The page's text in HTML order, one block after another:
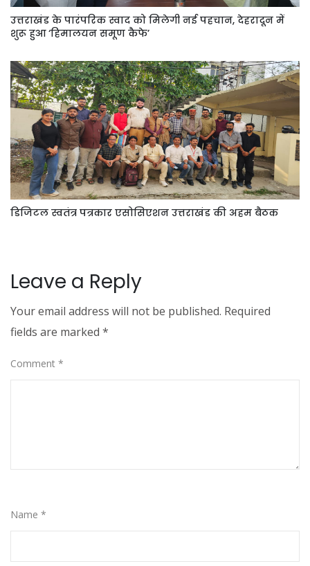
उत्तराखंड के पारंपरिक स्वाद को मिलेगी नई पहचान, देहरादून में
शुरू हुआ ‘हिमालयन समूण कैफे’
डिजिटल स्वतंत्र पत्रकार एसोसिएशन उत्तराखंड की अहम बैठक
Leave a Reply
Your email address will not be published. Required
fields are marked *
Comment *
Name *